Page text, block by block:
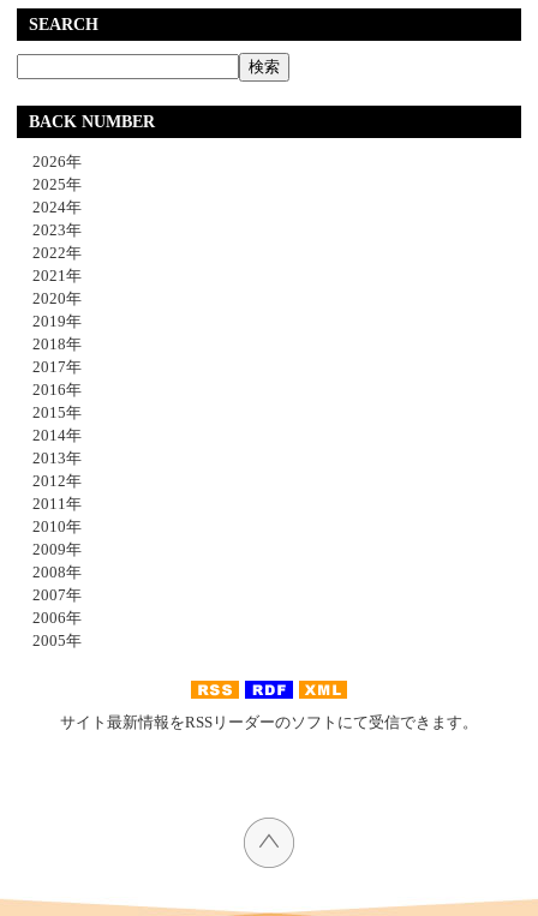
SEARCH
BACK NUMBER
2026年
2025年
2024年
2023年
2022年
2021年
2020年
2019年
2018年
2017年
2016年
2015年
2014年
2013年
2012年
2011年
2010年
2009年
2008年
2007年
2006年
2005年
サイト最新情報をRSSリーダーのソフトにて受信できます。